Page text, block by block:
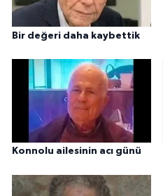
Bir değeri daha kaybettik
Konnolu ailesinin acı günü